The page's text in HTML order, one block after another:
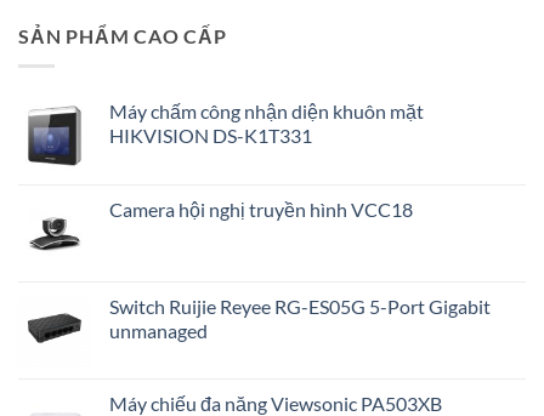
SẢN PHẨM CAO CẤP
Máy chấm công nhận diện khuôn mặt
HIKVISION DS-K1T331
Camera hội nghị truyền hình VCC18
Switch Ruijie Reyee RG-ES05G 5-Port Gigabit
unmanaged
Máy chiếu đa năng Viewsonic PA503XB